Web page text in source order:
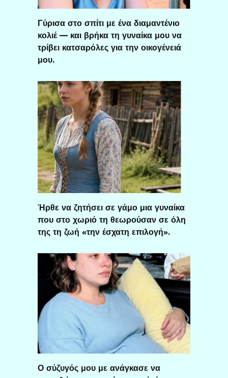
Γύρισα στο σπίτι με ένα διαμαντένιο
κολιέ — και βρήκα τη γυναίκα μου να
τρίβει κατσαρόλες για την οικογένειά
μου.
Ήρθε να ζητήσει σε γάμο μια γυναίκα
που στο χωριό τη θεωρούσαν σε όλη
της τη ζωή «την έσχατη επιλογή».
Ο σύζυγός μου με ανάγκασε να